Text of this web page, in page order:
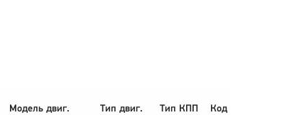
Модель двиг. Тип двиг. Тип КПП Код